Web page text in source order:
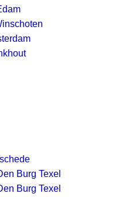
Burg Texel
Burg Texel